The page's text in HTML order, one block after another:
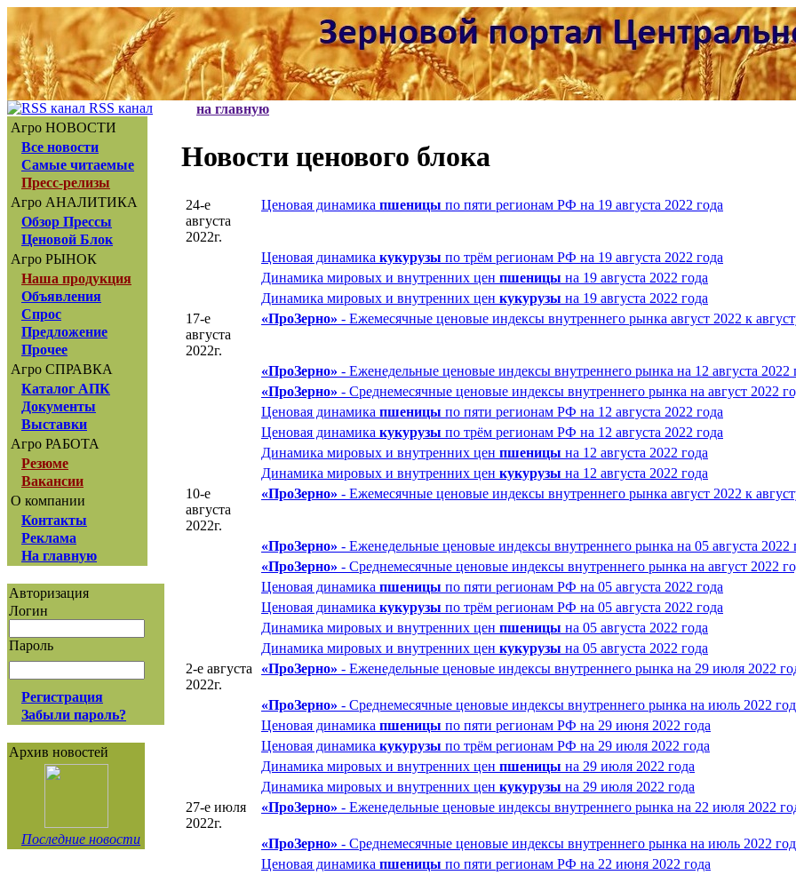
RSS канал
Агро НОВОСТИ
Все новости
Самые читаемые
Пресс-релизы
Агро АНАЛИТИКА
Обзор Прессы
Ценовой Блок
Агро РЫНОК
Наша продукция
Объявления
Спрос
Предложение
Прочее
Агро СПРАВКА
Каталог АПК
Документы
Выставки
Агро РАБОТА
Резюме
Вакансии
О компании
Контакты
Реклама
На главную
Авторизация
Логин
Пароль
Регистрация
Забыли пароль?
Архив новостей
Последние новости
на главную
Новости ценового блока
24-е
августа
2022г.
Ценовая динамика пшеницы по пяти регионам РФ на 19 августа 2022 года
Ценовая динамика кукурузы по трём регионам РФ на 19 августа 2022 года
Динамика мировых и внутренних цен пшеницы на 19 августа 2022 года
Динамика мировых и внутренних цен кукурузы на 19 августа 2022 года
17-е
августа
2022г.
«ПроЗерно» - Ежемесячные ценовые индексы внутреннего рынка август 2022 к
«ПроЗерно» - Еженедельные ценовые индексы внутреннего рынка на 12 августа 2022
«ПроЗерно» - Среднемесячные ценовые индексы внутреннего рынка на август 2022
Ценовая динамика пшеницы по пяти регионам РФ на 12 августа 2022 года
Ценовая динамика кукурузы по трём регионам РФ на 12 августа 2022 года
Динамика мировых и внутренних цен пшеницы на 12 августа 2022 года
Динамика мировых и внутренних цен кукурузы на 12 августа 2022 года
10-е
августа
2022г.
«ПроЗерно» - Ежемесячные ценовые индексы внутреннего рынка август 2022 к
«ПроЗерно» - Еженедельные ценовые индексы внутреннего рынка на 05 августа 2022
«ПроЗерно» - Среднемесячные ценовые индексы внутреннего рынка на август 2022
Ценовая динамика пшеницы по пяти регионам РФ на 05 августа 2022 года
Ценовая динамика кукурузы по трём регионам РФ на 05 августа 2022 года
Динамика мировых и внутренних цен пшеницы на 05 августа 2022 года
Динамика мировых и внутренних цен кукурузы на 05 августа 2022 года
2-е августа
2022г.
«ПроЗерно» - Еженедельные ценовые индексы внутреннего рынка на 29 июля 2022
«ПроЗерно» - Среднемесячные ценовые индексы внутреннего рынка на июль 2022
Ценовая динамика пшеницы по пяти регионам РФ на 29 июня 2022 года
Ценовая динамика кукурузы по трём регионам РФ на 29 июля 2022 года
Динамика мировых и внутренних цен пшеницы на 29 июля 2022 года
Динамика мировых и внутренних цен кукурузы на 29 июля 2022 года
27-е июля
2022г.
«ПроЗерно» - Еженедельные ценовые индексы внутреннего рынка на 22 июля 2022
«ПроЗерно» - Среднемесячные ценовые индексы внутреннего рынка на июль 2022
Ценовая динамика пшеницы по пяти регионам РФ на 22 июня 2022 года